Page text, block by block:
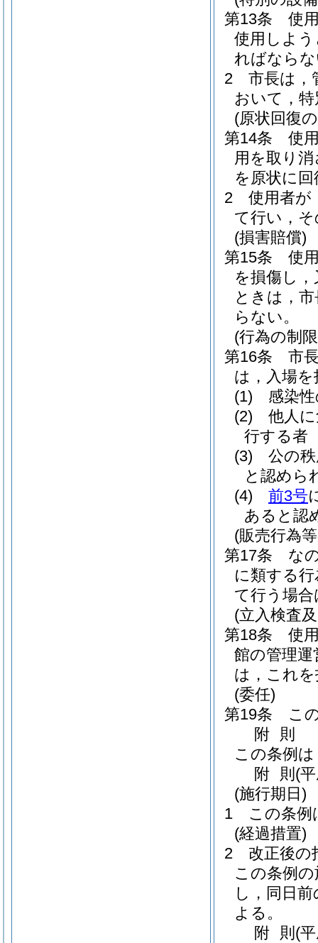
第13条
使
使用しよ
ればなら
2
市長は，
おいて，
(原状回復
第14条
使
用を取り
を原状に
2
使用者が
て行い，
(損害賠償)
第15条
使
を損傷し
ときは，
らない。
(行為の制
第16条
市
は，入場
(1)
感染
(2)
他人
行する者
(3)
公の
と認めら
(4)
前3号
あると認
(販売行為
第17条
な
に類する
て行う場
(立入検査
第18条
使
館の管理
は，これ
(委任)
第19条
こ
附 則
この条例
附 則 (
(施行期日)
1
この条例
(経過措置)
2
改正後の
この条例
し，同日
よる。
附 則 (